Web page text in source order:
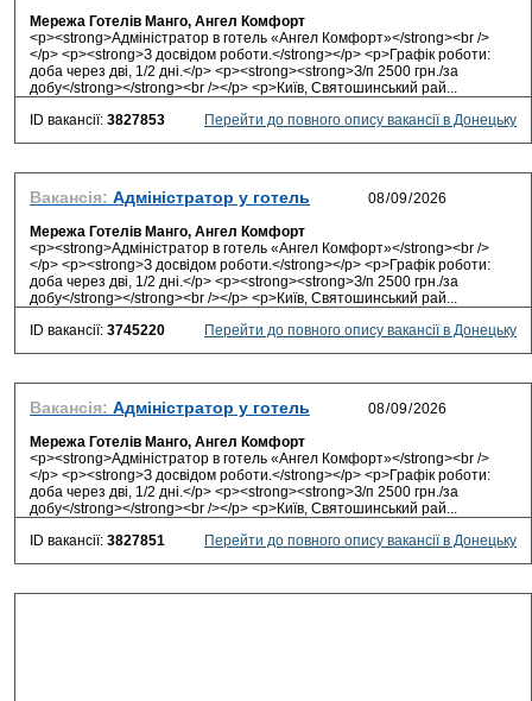
Мережа Готелів Манго, Ангел Комфорт
<p><strong>Адміністратор в готель «Ангел Комфорт»</strong><br />
</p> <p><strong>З досвідом роботи.</strong></p> <p>Графік роботи:
доба через дві, 1/2 дні.</p> <p><strong><strong>З/п 2500 грн./за
добу</strong></strong><br /></p> <p>Київ, Святошинський рай...
ID вакансії: 3827853 Перейти до повного опису вакансії в Донецьку
Вакансія: Адміністратор у готель
Мережа Готелів Манго, Ангел Комфорт
<p><strong>Адміністратор в готель «Ангел Комфорт»</strong><br />
</p> <p><strong>З досвідом роботи.</strong></p> <p>Графік роботи:
доба через дві, 1/2 дні.</p> <p><strong><strong>З/п 2500 грн./за
добу</strong></strong><br /></p> <p>Київ, Святошинський рай...
ID вакансії: 3745220 Перейти до повного опису вакансії в Донецьку
Вакансія: Адміністратор у готель
Мережа Готелів Манго, Ангел Комфорт
<p><strong>Адміністратор в готель «Ангел Комфорт»</strong><br />
</p> <p><strong>З досвідом роботи.</strong></p> <p>Графік роботи:
доба через дві, 1/2 дні.</p> <p><strong><strong>З/п 2500 грн./за
добу</strong></strong><br /></p> <p>Київ, Святошинський рай...
ID вакансії: 3827851 Перейти до повного опису вакансії в Донецьку